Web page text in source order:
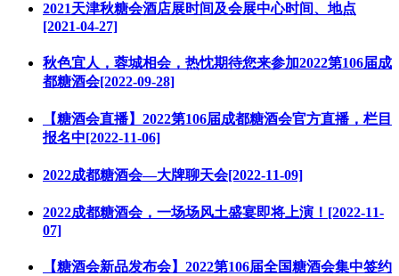
2021天津秋糖会酒店展时间及会展中心时间、地点
[2021-04-27]
秋色宜人，蓉城相会，热忱期待您来参加2022第106届成
都糖酒会[2022-09-28]
【糖酒会直播】2022第106届成都糖酒会官方直播，栏目
报名中[2022-11-06]
2022成都糖酒会—大牌聊天会[2022-11-09]
2022成都糖酒会，一场场风土盛宴即将上演！[2022-11-
07]
【糖酒会新品发布会】2022第106届全国糖酒会集中签约